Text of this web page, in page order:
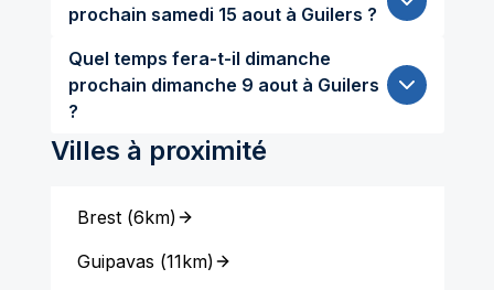
prochain samedi 15 aout à Guilers ?
Quel temps fera-t-il dimanche
prochain dimanche 9 aout à Guilers
?
Villes à proximité
Brest(6km)
Guipavas (11km)